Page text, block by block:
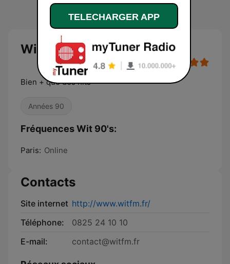
Wit 90's
Bien + que des hits
Années 90
Fréquences Wit 90's:
Paris: Online
Contacts
Site internet http://www.witfm.fr/
Téléphone:
0825 24 10 10
E-mail:
contact@witfm.fr
TELECHARGER APP